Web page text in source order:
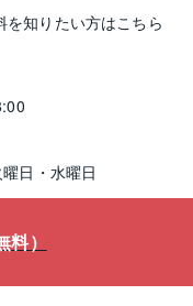
を知りたい方はこちら
日・水曜日
）